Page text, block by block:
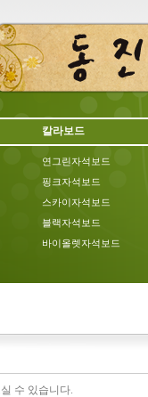
칼라보드
연그린자석보드
핑크자석보드
스카이자석보드
블랙자석보드
바이올렛자석보드
수 있습니다.